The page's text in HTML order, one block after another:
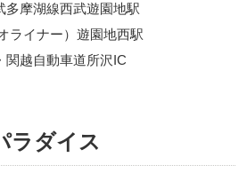
多摩湖線西武遊園地駅
ナー）遊園地西駅
関越自動車道所沢IC
ラダイス